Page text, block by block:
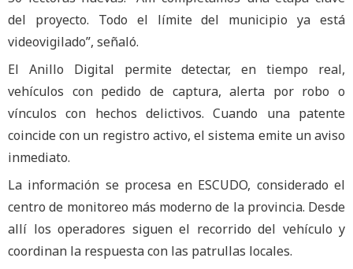
del proyecto. Todo el límite del municipio ya está
videovigilado”, señaló.
El Anillo Digital permite detectar, en tiempo real,
vehículos con pedido de captura, alerta por robo o
vínculos con hechos delictivos. Cuando una patente
coincide con un registro activo, el sistema emite un aviso
inmediato.
La información se procesa en ESCUDO, considerado el
centro de monitoreo más moderno de la provincia. Desde
allí los operadores siguen el recorrido del vehículo y
coordinan la respuesta con las patrullas locales.